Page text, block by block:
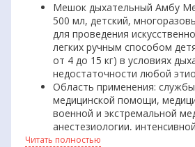
Мешок дыхательный Амбу
500 мл, детский,
для проведения
легких ручным способом
от 4 до 15 кг) в условиях
недостаточности любой
Область применения:
медицинской помощи,
военной и экстремальной
анестезиологии,
реанимации стационаров;
Читать полностью